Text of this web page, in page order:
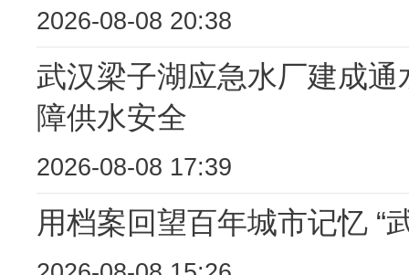
2026-08-08 20:38
武汉梁子湖应急水厂建成通
障供水安全
2026-08-08 17:39
用档案回望百年城市记忆 “